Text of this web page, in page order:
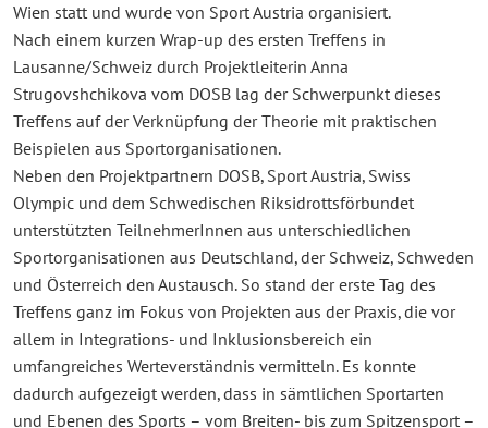
Wien statt und wurde von Sport Austria organisiert.
Nach einem kurzen Wrap-up des ersten Treffens in
Lausanne/Schweiz durch Projektleiterin Anna
Strugovshchikova vom DOSB lag der Schwerpunkt dieses
Treffens auf der Verknüpfung der Theorie mit praktischen
Beispielen aus Sportorganisationen.
Neben den Projektpartnern DOSB, Sport Austria, Swiss
Olympic und dem Schwedischen Riksidrottsförbundet
unterstützten TeilnehmerInnen aus unterschiedlichen
Sportorganisationen aus Deutschland, der Schweiz, Schweden
und Österreich den Austausch. So stand der erste Tag des
Treffens ganz im Fokus von Projekten aus der Praxis, die vor
allem in Integrations- und Inklusionsbereich ein
umfangreiches Werteverständnis vermitteln. Es konnte
dadurch aufgezeigt werden, dass in sämtlichen Sportarten
und Ebenen des Sports – vom Breiten- bis zum Spitzensport –